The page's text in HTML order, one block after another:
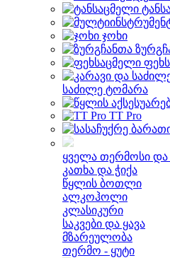
ჯოხი
საძილე ტომარა
TT Pro
ყველა თერმოსი და
კათხა და ჭიქა
წყლის ბოთლი
ალკოჰოლი
კლასიკური
საკვები და ყავა
მზარეულობა
თერმო - ყუტი